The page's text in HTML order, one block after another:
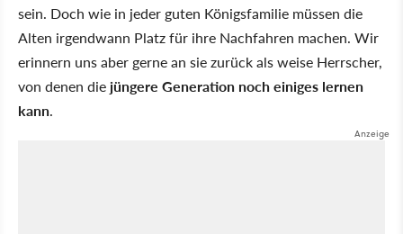
sein. Doch wie in jeder guten Königsfamilie müssen die
Alten irgendwann Platz für ihre Nachfahren machen. Wir
erinnern uns aber gerne an sie zurück als weise Herrscher,
von denen die jüngere Generation noch einiges lernen
kann.